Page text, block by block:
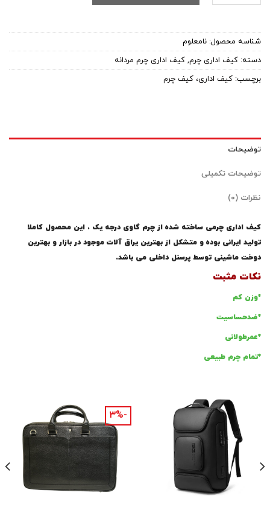
شناسه محصول: نامعلوم
دسته: کیف اداری چرم, کیف اداری چرم مردانه
برچسب: کیف اداری، کیف چرم
توضیحات
توضیحات تکمیلی
نظرات (۰)
کیف اداری چرمی ساخته شده از چرم گاوی درجه یک ، این محصول کاملا
تولید ایرانی بوده و متشکل از بهترین یراق آلات موجود در بازار و بهترین
دوخت ماشینی توسط پرسنل داخلی می باشد.
نکات مثبت
*وزن کم
*ضدحساسیت
*عمرطولانی
*تمام چرم طبیعی
-۳%